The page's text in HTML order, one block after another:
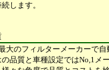
します。
大のフィルターメーカーで
品質と車種設定ではNo,1メ